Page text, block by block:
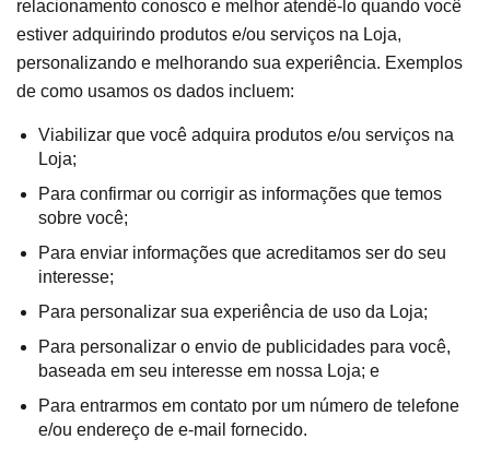
relacionamento conosco e melhor atendê-lo quando você
estiver adquirindo produtos e/ou serviços na Loja,
personalizando e melhorando sua experiência. Exemplos
de como usamos os dados incluem:
Viabilizar que você adquira produtos e/ou serviços na
Loja;
Para confirmar ou corrigir as informações que temos
sobre você;
Para enviar informações que acreditamos ser do seu
interesse;
Para personalizar sua experiência de uso da Loja;
Para personalizar o envio de publicidades para você,
baseada em seu interesse em nossa Loja; e
Para entrarmos em contato por um número de telefone
e/ou endereço de e-mail fornecido.